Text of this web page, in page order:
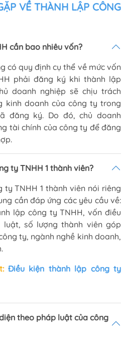
VỀ THÀNH LẬP CÔNG
cần bao nhiêu vốn?
có quy định cụ thể về mức vốn
phải đăng ký khi thành lập
doanh nghiệp sẽ chịu trách
kinh doanh của công ty trong
đăng ký. Do đó, chủ doanh
tài chính của công ty để đăng
ty TNHH 1 thành viên?
TNHH 1 thành viên nói riêng
cần đáp ứng các yêu cầu về:
lập công ty TNHH, vốn điều
số lượng thành viên góp
ty, ngành nghề kinh doanh,
Điều kiện thành lập công ty
theo pháp luật của công